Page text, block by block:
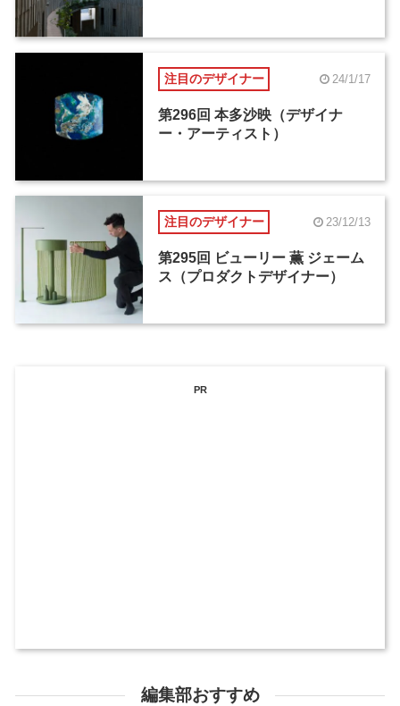
注目のデザイナー 24/1/17
第296回 本多沙映（デザイナ
ー・アーティスト）
注目のデザイナー 23/12/13
第295回 ビューリー 薫 ジェーム
ス（プロダクトデザイナー）
PR
編集部おすすめ